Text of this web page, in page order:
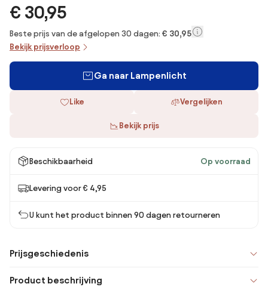
€ 30,95
Beste prijs van de afgelopen 30 dagen: € 30,95
Bekijk prijsverloop
Ga naar Lampenlicht
Like Vergelijken
Bekijk prijs
Beschikbaarheid Op voorraad
Levering voor € 4,95
U kunt het product binnen 90 dagen retourneren
Prijsgeschiedenis
Product beschrijving